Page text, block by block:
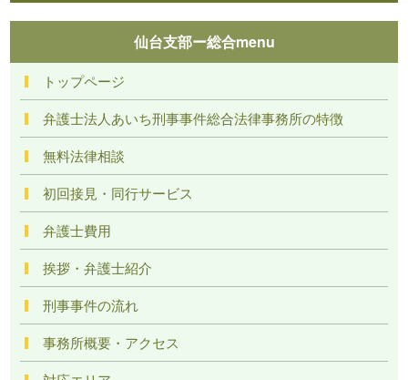
仙台支部ー総合menu
トップページ
弁護士法人あいち刑事事件総合法律事務所の特徴
無料法律相談
初回接見・同行サービス
弁護士費用
挨拶・弁護士紹介
刑事事件の流れ
事務所概要・アクセス